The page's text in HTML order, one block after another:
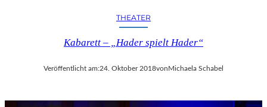
THEATER
Kabarett – „Hader spielt Hader“
Veröffentlicht am:24. Oktober 2018vonMichaela Schabel